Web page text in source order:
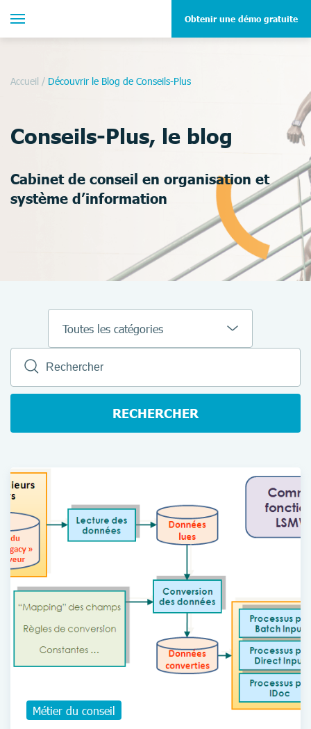
Obtenir une démo gratuite
Accueil / Découvrir le Blog de Conseils-Plus
Conseils-Plus, le blog
Cabinet de conseil en organisation et
système d’information
Toutes les catégories
Métier du conseil